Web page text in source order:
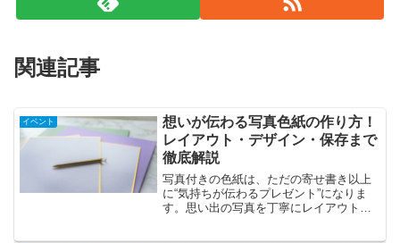
関連記事
イベント
想いが伝わる写真色紙の作り方！
レイアウト・デザイン・保存まで
徹底解説
写真付きの色紙は、ただの寄せ書き以上
に“気持ちが伝わるプレゼント”になりま
す。思い出の写真を丁寧にレイアウトす